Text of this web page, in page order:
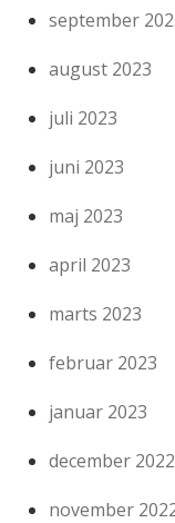
september
august 2023
juli 2023
juni 2023
maj 2023
april 2023
marts 2023
februar 2023
januar 2023
december 2022
november